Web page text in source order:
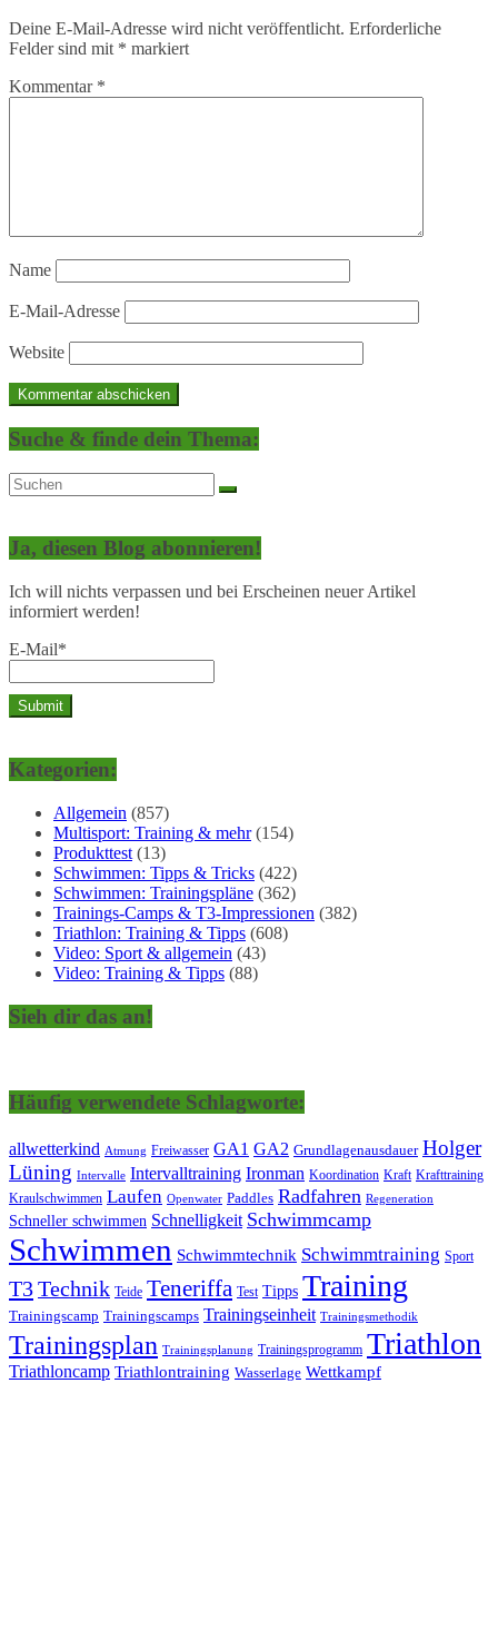
Deine E-Mail-Adresse wird nicht veröffentlicht. Erforderliche
Felder sind mit * markiert
Kommentar *
Name
E-Mail-Adresse
Website
Suche & finde dein Thema:
Ja, diesen Blog abonnieren!
Ich will nichts verpassen und bei Erscheinen neuer Artikel
informiert werden!
E-Mail*
Kategorien:
Allgemein (857)
Multisport: Training & mehr(154)
Produkttest (13)
Schwimmen: Tipps & Tricks (422)
Schwimmen: Trainingspläne (362)
Trainings-Camps & T3-Impressionen (382)
Triathlon: Training & Tipps (608)
Video: Sport & allgemein (43)
Video: Training & Tipps (88)
Sieh dir das an!
Häufig verwendete Schlagworte:
allwetterkind Atmung Freiwasser GA1 GA2 Grundlagenausdauer Holger
Lüning Intervalle Intervalltraining Ironman Koordination Kraft Krafttraining
Kraulschwimmen Laufen Openwater Paddles Radfahren Regeneration
Schneller schwimmen Schnelligkeit Schwimmcamp
Schwimmen Schwimmtechnik Schwimmtraining Sport
T3Technik Teide Teneriffa Test Tipps Training
Trainingscamp Trainingscamps Trainingseinheit Trainingsmethodik
Trainingsplan Trainingsplanung Trainingsprogramm Triathlon
Triathloncamp Triathlontraining Wasserlage Wettkampf